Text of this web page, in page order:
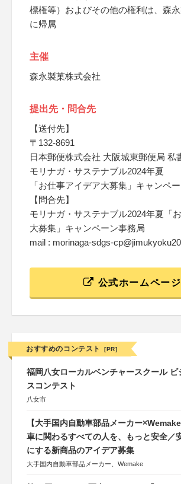
標権等）およびその他の権利は、森
に帰属
主催
森永製菓株式会社
提出先・問合先
【送付先】
〒132-8691
日本郵便株式会社 大阪城東郵便局 私
モリナガ・サステナブル2024年夏
「お仕事アイデア大募集」キャンペ
【問合先】
モリナガ・サステナブル2024年夏「
大募集」キャンペーン事務局
mail : morinaga-sdgs-
公式ホームページ
おすすめのコンテスト [PR]
福岡八女ローカルベンチャースクール ビ
スコンテスト
八女市
【大手国内自動車部品メーカー×Wemake
車に関わるすべての人を、もっと安全／
にする新商品のアイデア募集
大手国内自動車部品メーカー、Wemake